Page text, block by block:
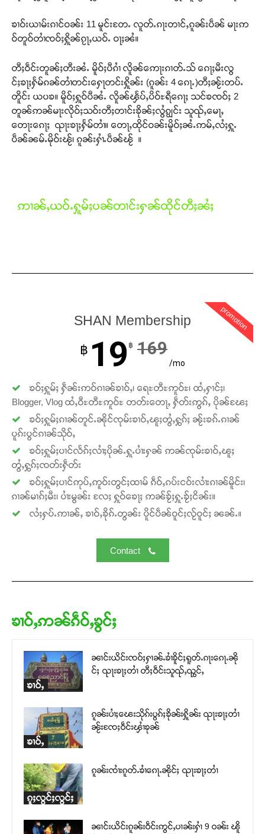
Donate Now
ၶၢဝ်းယၢမ်းၵၢင်ဝၼ်း 11 မူင်းတႄႉ လူတ်ႉၵႃးတၢင်ႇၵူၼ်းပဵၼ် မႃးဢ
ဝ်တူဝ်တၢႆၸဝ်ႈႁိူၼ်ၵႂႃႇယဝ်ႉ ဝႃႈၼႆ။
တီႈဝဵင်းတူၼ်ႈတီးၼႆႉ မိူဝ်ႈပီၵၢႆ လိူၼ်ဢေႃးၵၢတ်ႉသ် ၵေႃႈမီးလွ
င်ႈၶႃႈႁႅမ်ၵၼ်တၢႆတင်းႁေႃတင်းႁိူၼ်း (ၵူၼ်း 4 ၵေႃႉ)တီႈၼႂ်းတပ်ႉ
တိူင်း ယပၶ။ မိူဝ်ႈႁူဝ်ပီၼႆႉ လိူၼ်ၾႅပ်ႇပိဝ်ႊရီၵေႃႈ သင်ၶၸဝ်ႈ 2
တူၼ်ဢၼ်မႃးလိုဝ်ႈသဝ်းတီႈတၢင်းၶိုၼ်ႈလွႆၵျွင်း သူၺ်ႇမေႃႇ
တေႃးၵေႃႈ ၺႃးၶႃႈႁႅမ်တၢႆ။ တေႃႇထိုင်ဝၼ်းမိူဝ်ႈၼႆႉဢမ်ႇလႆႈႁူႉ
ပဵၼ်ၼမ်ႉမိုဝ်းၽႂ်၊ ၵူၼ်းႁၢႆႉပဵၼ်ၽႂ် ။
ဢၢၼ်ႇယဝ်ႉႁူမ်ႈပၼ်တၢင်းႁၼ်ထိုင်တီႈၼႆႈ
promotion
SHAN Membership
฿ 19 ฿ 169
/mo
ၶဝ်ႈႁူမ်ႈ ႁဵၼ်းဢဝ်ၵၢၼ်ၶၢဝ်ႇ၊ ရေႊတီႊဢူဝ်ႊ၊ ထႆႇႁၢင်ႈ၊
Blogger, Vlog ထႆႇဝီႊတီႊဢူဝ်ႊ တတ်းတေႃႇ ႁဵတ်းဢွၵ်ႇ ပိုၼ်ၽႄႈ
ၶဝ်ႈႁူမ်ႈၵၢၼ်တူင်ႉၼိုင်ၸုမ်းၶၢဝ်ႇၽူႈတွႆႇႁွၵ်ႈ ၼႂ်းၶၵ်ႉၵၢၼ်
ပူၵ်းပွင်ၵၢၼ်သိုဝ်ႇ
ၶဝ်ႈႁူမ်ႈပၢင်လႅၵ်ႈလၢႆႈပိုၼ်ႉႁူႉပၢႆးႁၼ် ဢၼ်ၸုမ်းၶၢဝ်ႇၽူႈ
တွႆႇႁွၵ်ႈၸတ်းႁဵတ်း
ၶဝ်ႈႁူမ်ႈပၢင်ဢုပ်ႇဢူဝ်းတွင်ႈထၢမ် ၵဵဝ်ႇၵပ်းငဝ်းလၢႆးၵၢၼ်မိူင်း၊
ၵၢၼ်မၢၵ်ႈမီး၊ ပၢႆးမွၼ်း လႄႈ ႁူဝ်ၶေႃႈ ဢၼ်ၶႂ်ႈႁူႉၶႂ်ႈငိၼ်း။
လႆႈႁပ်ႉဢၢၼ်ႇ ၶၢဝ်ႇၶိုၵ်ႉတွၼ်း ပိူင်ပဵၼ်ဝူင်ႈလႂ်ဝူင်ႈ ၼၼ်ႉ။
Contact
ၶၢဝ်ႇဢၼ်ၵဵဝ်ႇၶွင်ႈ
ၶၢဝ်ႇ
ၼၢင်းယိင်းၸဝ်ႈႁၢၼ်ႉၶၢႆၶိူင်ႈရူတ်ႉၵႃးၵေႃႉၼို
င်ႈ ၺႃးၶႃႈတၢႆ တီႈဝဵင်းသူၺ်ႇၺွင်ႇ
ၶၢဝ်ႇ
ၵူၼ်းပၢႆႈၽေးသိုၵ်းပွၵ်ႈၶိုၼ်းႁိူၼ်း ၺႃးၶႃႈတၢႆ
ၼႂ်းၸႄႈဝဵင်းၾၢႆၶုၼ်
ၵူႈလွင်ႈလွင်ႈ
ၵူၼ်းၸၢႆးၵူတ်ႉၶၢႆၵေႃႉၼိုင်ႈ ၺႃးၶႃႈတၢႆ
ၼၢင်းယိင်းၵူၼ်းဝဵင်းဢွင်ႇပၢၼ်းႁၢႆ 9 ဝၼ်း ၽိူ